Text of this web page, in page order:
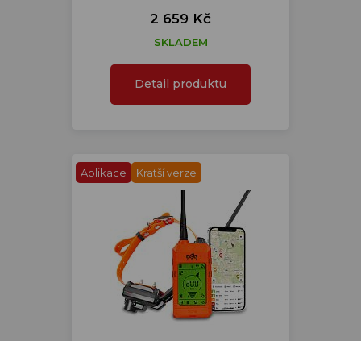
2 659 Kč
SKLADEM
Detail produktu
Aplikace Kratší verze